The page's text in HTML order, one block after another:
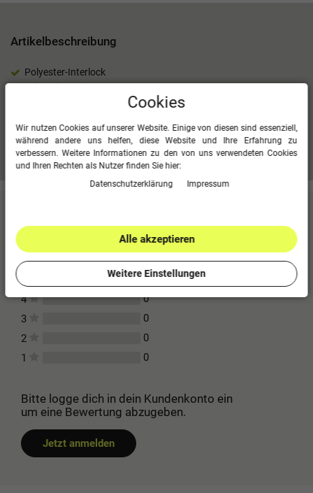
Artikelbeschreibung
Polyester-Interlock
Seiteneinsatz in Kontrast
Mehr Informationen zum EU Verantwortlichen »
Für diesen Artikel erfolgte leider noch keine
Kundenbewertung.
0
4
0
3
0
2
0
1
0
Bitte logge dich in dein Kundenkonto ein
um eine Bewertung abzugeben.
Jetzt anmelden
Cookies
Wir nutzen Cookies auf unserer Website. Einige von diesen sind essenziell,
während andere uns helfen, diese Website und Ihre Erfahrung zu
verbessern. Weitere Informationen zu den von uns verwendeten Cookies
und Ihren Rechten als Nutzer finden Sie hier:
Daten­schutz­erklärung
Impressum
Alle akzeptieren
Weitere Einstellungen